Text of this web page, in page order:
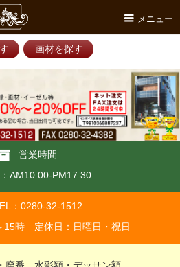
メニュー
画材を探す
営業時間
AM10:00-PM17:30
：0280-32-1512
15時 定休日：日曜日・祝日
廃番 水彩額・デッサン額